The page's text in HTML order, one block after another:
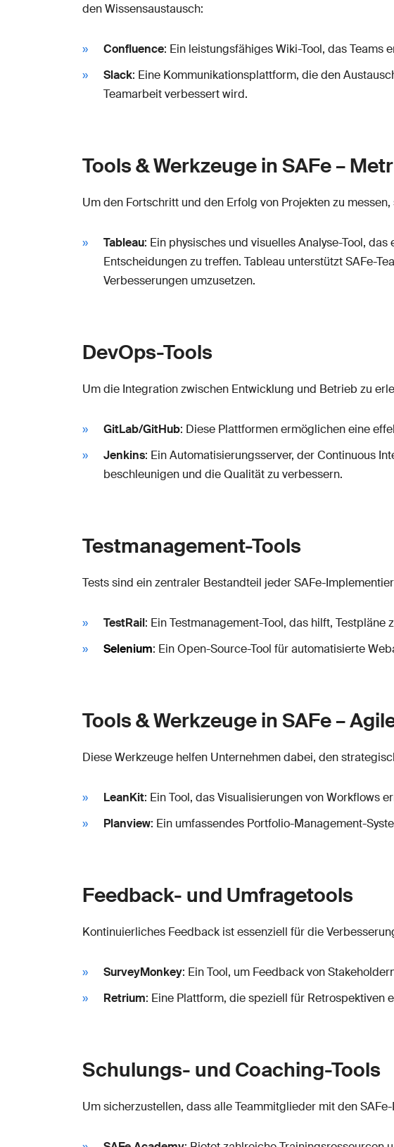
den Wissensaustausch:
Confluence: Ein leistungsfähiges Wiki-Tool, das
Slack: Eine Kommunikationsplattform, die den
Teamarbeit verbessert wird.
Tools & Werkzeuge in SAFe –
Um den Fortschritt und den Erfolg von Projekten zu
Tableau: Ein physisches und visuelles Analyse-Tool,
Entscheidungen zu treffen. Tableau unterstützt SAFe-
Verbesserungen umzusetzen.
DevOps-Tools
Um die Integration zwischen Entwicklung und Betrieb zu
GitLab/GitHub: Diese Plattformen ermöglichen eine
Jenkins: Ein Automatisierungsserver, der Continuous
beschleunigen und die Qualität zu verbessern.
Testmanagement-Tools
Tests sind ein zentraler Bestandteil jeder SAFe-
TestRail: Ein Testmanagement-Tool, das hilft,
Selenium: Ein Open-Source-Tool für automatisierte
Tools & Werkzeuge in SAFe –
Diese Werkzeuge helfen Unternehmen dabei, den
LeanKit: Ein Tool, das Visualisierungen von Workflows
Planview: Ein umfassendes Portfolio-Management-
Feedback- und Umfragetools
Kontinuierliches Feedback ist essenziell für die
SurveyMonkey: Ein Tool, um Feedback von
Retrium: Eine Plattform, die speziell für Retrospektiven
Schulungs- und Coaching-Tools
Um sicherzustellen, dass alle Teammitglieder mit den